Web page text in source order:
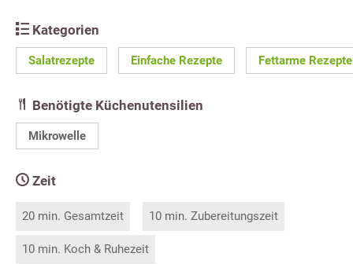
Kategorien
Salatrezepte Einfache Rezepte Fettarme Rezepte
Benötigte Küchenutensilien
Mikrowelle
Zeit
20 min. Gesamtzeit 10 min. Zubereitungszeit
10 min. Koch & Ruhezeit